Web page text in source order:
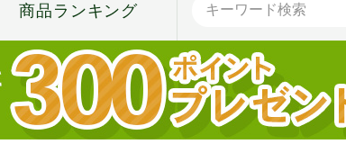
商品ランキング